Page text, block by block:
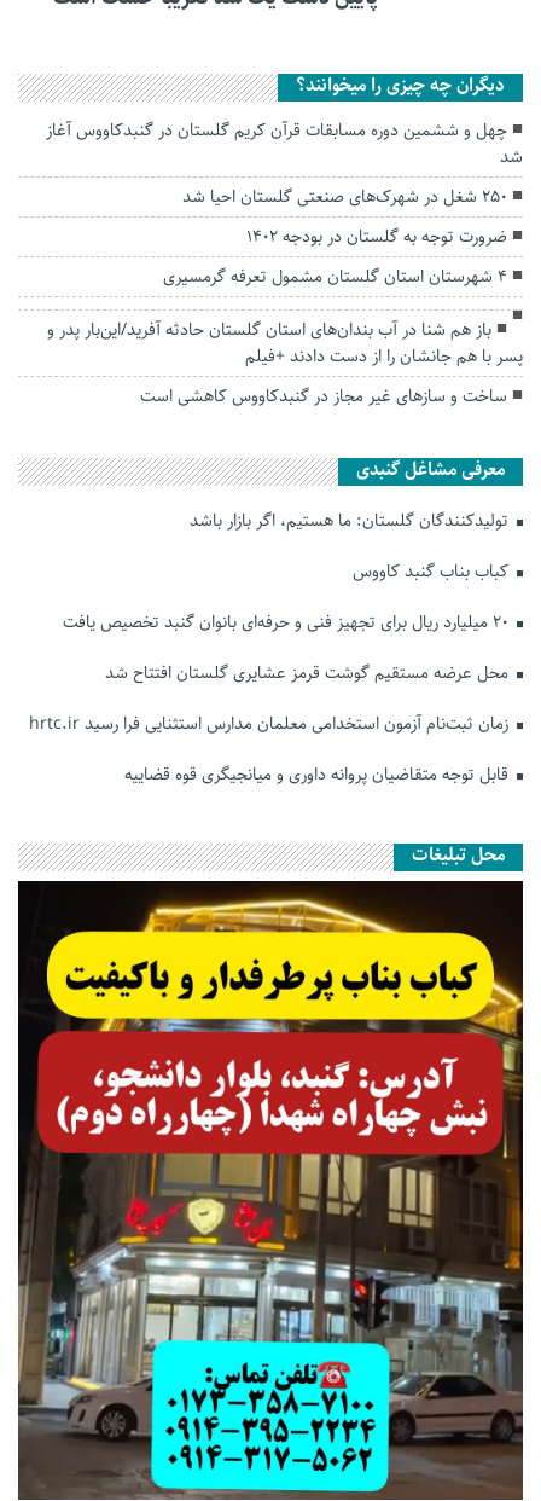
دیگران چه چیزی را میخوانند؟
چهل و ششمین دوره مسابقات قرآن کریم گلستان در گنبدکاووس آغاز
شد
۲۵۰ شغل در شهرک‌های صنعتی گلستان احیا شد
ضرورت توجه به گلستان در بودجه ۱۴۰۲
4 شهرستان استان گلستان مشمول تعرفه گرمسیری
باز هم شنا در‌ آب بندان‌های استان گلستان حادثه آفرید/این‌بار پدر و
پسر با هم جانشان‌ را از دست دادند +فیلم
ساخت و سازهای غیر مجاز در گنبدکاووس کاهشی است
معرفی مشاغل گنبدی
تولیدکنندگان گلستان: ما هستیم، اگر بازار باشد
کباب بناب گنبد کاووس
محل عرضه مستقیم گوشت قرمز عشایری گلستان افتتاح شد
زمان ثبت‌نام آزمون استخدامی معلمان مدارس استثنایی فرا رسید hrtc.ir
قابل توجه متقاضیان پروانه داوری و میانجیگری قوه قضاییه
محل تبلیغات